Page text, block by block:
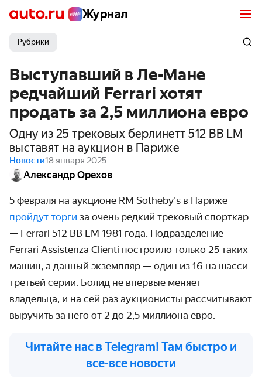
Журнал
Рубрики
Выступавший в Ле-Мане
редчайший Ferrari хотят
продать за 2,5 миллиона евро
Одну из 25 трековых берлинетт 512 BB LM
выставят на аукцион в Париже
Новости18 января 2025
Александр Орехов
5 февраля на аукционе RM Sotheby's в Париже
пройдут торги за очень редкий трековый спорткар
— Ferrari 512 BB LM 1981 года. Подразделение
Ferrari Assistenza Clienti построило только 25 таких
машин, а данный экземпляр — один из 16 на шасси
третьей серии. Болид не впервые меняет
владельца, и на сей раз аукционисты рассчитывают
выручить за него от 2 до 2,5 миллиона евро.
Читайте нас в Telegram! Там быстро и
все-все новости